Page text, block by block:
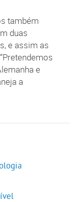
também
duas
e assim as
e
a